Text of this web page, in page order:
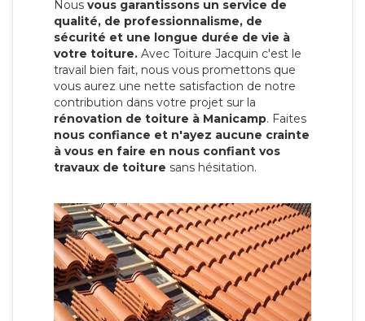
Nous vous garantissons un service de
qualité, de professionnalisme, de
sécurité et une longue durée de vie à
votre toiture. Avec Toiture Jacquin c'est le
travail bien fait, nous vous promettons que
vous aurez une nette satisfaction de notre
contribution dans votre projet sur la
rénovation de toiture à Manicamp. Faites
nous confiance et n'ayez aucune crainte
à vous en faire en nous confiant vos
travaux de toiture sans hésitation.